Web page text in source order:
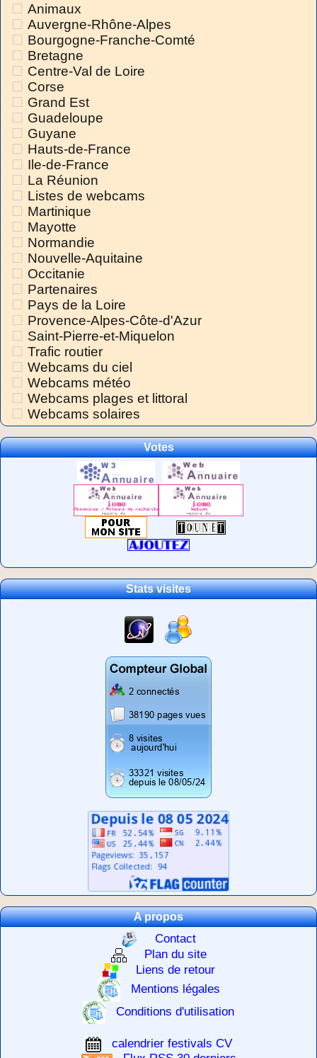
Animaux
Auvergne-Rhône-Alpes
Bourgogne-Franche-Comté
Bretagne
Centre-Val de Loire
Corse
Grand Est
Guadeloupe
Guyane
Hauts-de-France
Ile-de-France
La Réunion
Listes de webcams
Martinique
Mayotte
Normandie
Nouvelle-Aquitaine
Occitanie
Partenaires
Pays de la Loire
Provence-Alpes-Côte-d'Azur
Saint-Pierre-et-Miquelon
Trafic routier
Webcams du ciel
Webcams météo
Webcams plages et littoral
Webcams solaires
Votes
Stats visites
A propos
Contact
Plan du site
Liens de retour
Mentions légales
Conditions d'utilisation
calendrier festivals CV